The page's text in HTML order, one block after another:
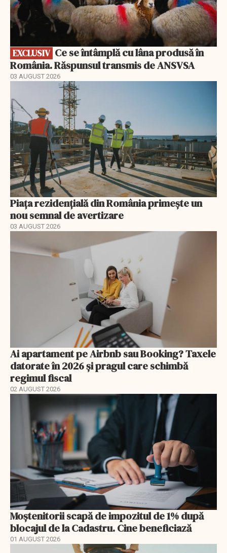
EXCLUSIV
România. Răspunsul transmis de ANSVSA
03 AUGUST 2026
Piața rezidențială din România primește un
nou semnal de avertizare
03 AUGUST 2026
Ai apartament pe Airbnb sau Booking? Taxele
datorate în 2026 și pragul care schimbă
regimul fiscal
02 AUGUST 2026
Moștenitorii scapă de impozitul de 1% după
blocajul de la Cadastru. Cine beneficiază
01 AUGUST 2026